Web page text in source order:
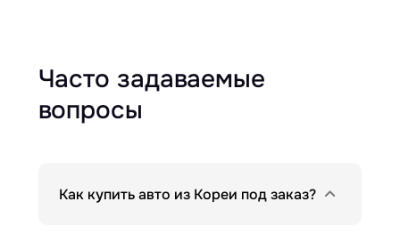
Часто задаваемые
вопросы
Как купить авто из Кореи под заказ?